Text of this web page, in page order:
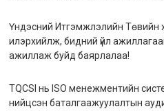
Үндэсний Итгэмжлэлийн Төвийн
илэрхийлж, бидний үйл
ажиллаж буйд баярлалаа!
TQCSI нь ISO менежментийн
нийцсэн баталгаажуулалтын